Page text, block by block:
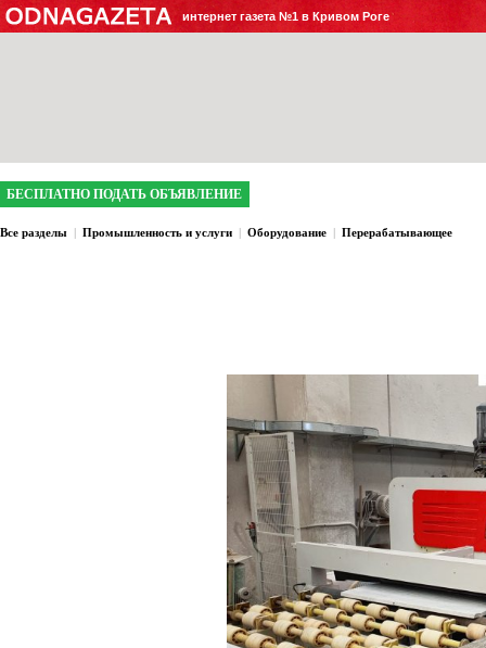
интернет газета №1 в Кривом Роге
БЕСПЛАТНО ПОДАТЬ ОБЪЯВЛЕНИЕ
Все разделы | Промышленность и услуги | Оборудование | Перерабатывающее